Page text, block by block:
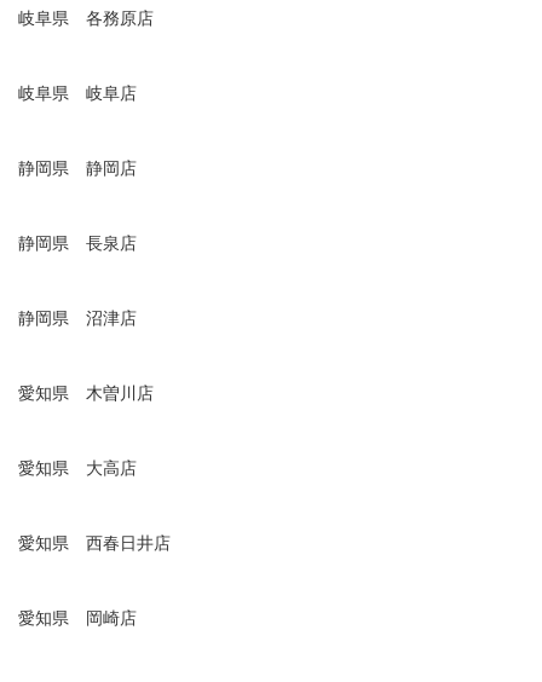
岐阜県 各務原店
岐阜県 岐阜店
静岡県 静岡店
静岡県 長泉店
静岡県 沼津店
愛知県 木曽川店
愛知県 大高店
愛知県 西春日井店
愛知県 岡崎店